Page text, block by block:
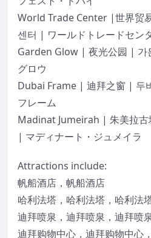
World Trade Center |世界贸
센터 | ワールドトレードセン
Garden Glow | 夜光公园 | 가
グロウ
Dubai Frame | 迪拜之窗 | 두
フレーム
Madinat Jumeirah | 朱美拉
| マディナート・ジュメイラ
Attractions include:
帆船酒店，帆船酒店
哈利法塔，哈利法塔，哈利法
迪拜喷泉，迪拜喷泉，迪拜喷
迪拜购物中心，迪拜购物中心